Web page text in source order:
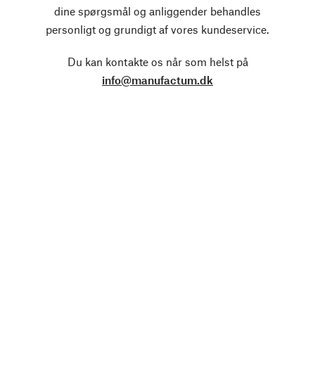
dine spørgsmål og anliggender behandles
personligt og grundigt af vores kundeservice.
Du kan kontakte os når som helst på
info@manufactum.dk